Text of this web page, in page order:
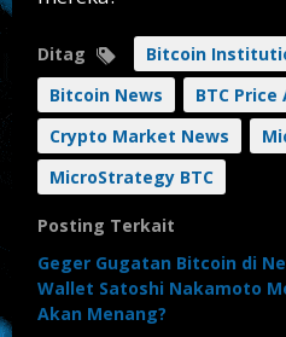
Ditag
Bitcoin
Bitcoin News
BTC Price
Crypto Market News
MicroStrategy BTC
Posting Terkait
Geger Gugatan Bitcoin di
Wallet Satoshi Nakamoto
Akan Menang?